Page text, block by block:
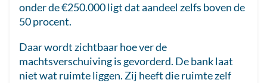
onder de €250.000 ligt dat aandeel zelfs boven de
50 procent.
Daar wordt zichtbaar hoe ver de
machtsverschuiving is gevorderd. De bank laat
niet wat ruimte liggen. Zij heeft die ruimte zelf